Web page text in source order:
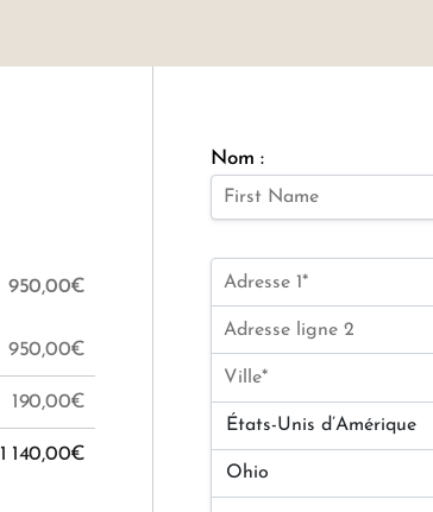
Nom :
950,00€
950,00€
190,00€
1 140,00€